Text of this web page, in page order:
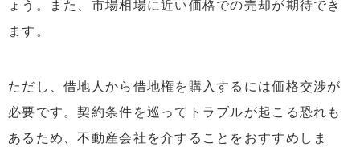
ょう。また、市場相場に近い価格での売却が期待でき
ます。
ただし、借地人から借地権を購入するには価格交渉が
必要です。契約条件を巡ってトラブルが起こる恐れも
あるため、不動産会社を介することをおすすめしま